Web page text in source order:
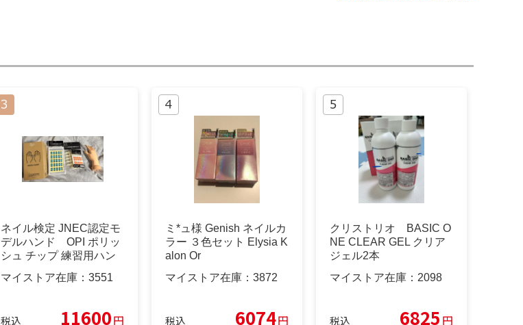
ネイル検定 JNEC認定モ
デルハンド OPI ポリッ
シュ チップ 練習用ハン
マイストア在庫： 3551
税込 11600円
ミ*ュ様 Genish ネイルカ
ラー ３色セット Elysia K
alon Or
マイストア在庫： 3872
税込 6074円
クリストリオ BASIC O
NE CLEAR GEL クリア
ジェル2本
マイストア在庫： 2098
税込 6825 円